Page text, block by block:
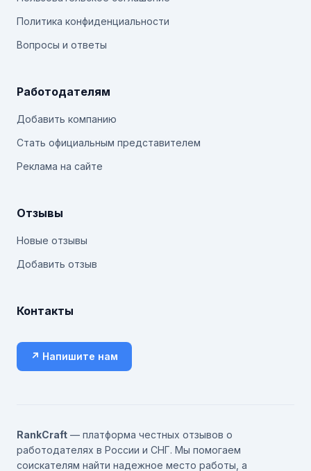
Политика конфиденциальности
Вопросы и ответы
Работодателям
Добавить компанию
Стать официальным представителем
Реклама на сайте
Отзывы
Новые отзывы
Добавить отзыв
Контакты
↗ Напишите нам
RankCraft — платформа честных отзывов о
работодателях в России и СНГ. Мы помогаем
соискателям найти надежное место работы, а